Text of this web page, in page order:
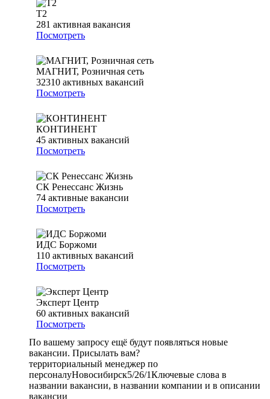
T2
281 активная вакансия
Посмотреть
МАГНИТ, Розничная сеть
32310 активных вакансий
Посмотреть
КОНТИНЕНТ
45 активных вакансий
Посмотреть
СК Ренессанс Жизнь
74 активные вакансии
Посмотреть
ИДС Боржоми
110 активных вакансий
Посмотреть
Эксперт Центр
60 активных вакансий
Посмотреть
По вашему запросу ещё будут появляться новые
вакансии. Присылать вам?
территориальный менеджер по
персоналуНовосибирск5/26/1Ключевые слова в
названии вакансии, в названии компании и в описании
вакансии